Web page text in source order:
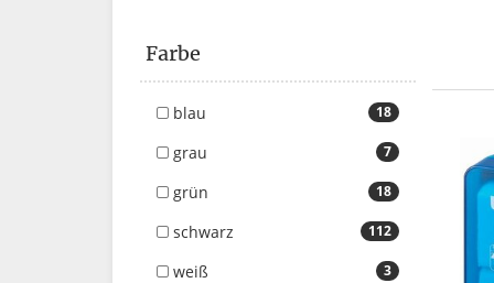
Farbe
18
blau
7
grau
18
grün
112
schwarz
3
weiß